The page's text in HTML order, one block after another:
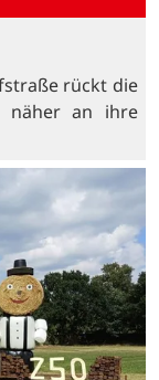
rückt die
näher an ihre